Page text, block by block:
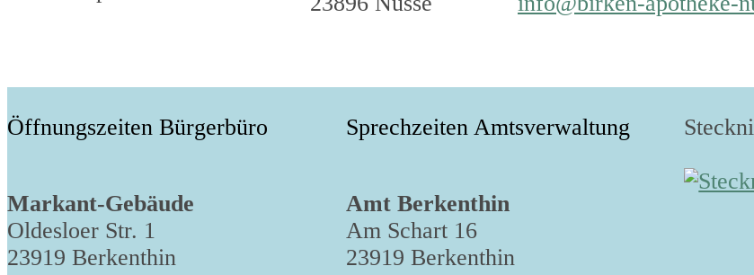
Öffnungszeiten Bürgerbüro
Markant-Gebäude
Oldesloer Str. 1
23919 Berkenthin
Sprechzeiten Amtsverwaltung
Amt Berkenthin
Am Schart 16
23919 Berkenthin